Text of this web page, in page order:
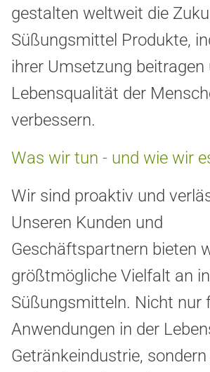
gestalten weltweit die
Süßungsmittel Produkte,
ihrer Umsetzung beitragen
Lebensqualität der
verbessern.
Was wir tun - und wie wir
Wir sind proaktiv und
Unseren Kunden und
Geschäftspartnern bieten
größtmögliche Vielfalt an
Süßungsmitteln. Nicht nur
Anwendungen in der
Getränkeindustrie,